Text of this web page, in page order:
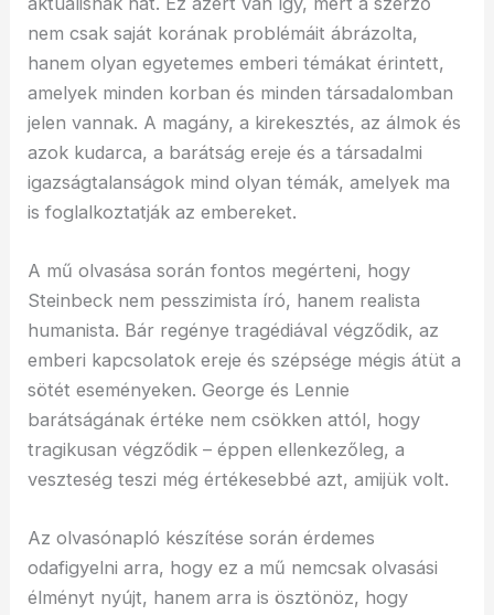
nem csak saját korának problémáit ábrázolta,
hanem olyan egyetemes emberi témákat érintett,
amelyek minden korban és minden társadalomban
jelen vannak. A magány, a kirekesztés, az álmok és
azok kudarca, a barátság ereje és a társadalmi
igazságtalanságok mind olyan témák, amelyek ma
is foglalkoztatják az embereket.
A mű olvasása során fontos megérteni, hogy
Steinbeck nem pesszimista író, hanem realista
humanista. Bár regénye tragédiával végződik, az
emberi kapcsolatok ereje és szépsége mégis átüt a
sötét eseményeken. George és Lennie
barátságának értéke nem csökken attól, hogy
tragikusan végződik – éppen ellenkezőleg, a
veszteség teszi még értékesebbé azt, amijük volt.
Az olvasónapló készítése során érdemes
odafigyelni arra, hogy ez a mű nemcsak olvasási
élményt nyújt, hanem arra is ösztönöz, hogy